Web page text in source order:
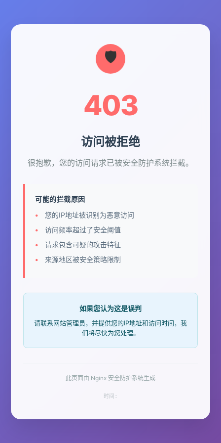
403
访问被拒绝
很抱歉，您的访问请求已被安全防护系统拦截。
可能的拦截原因
您的IP地址被识别为恶意访问
访问频率超过了安全阈值
请求包含可疑的攻击特征
来源地区被安全策略限制
如果您认为这是误判
请联系网站管理员，并提供您的IP地址和访问时间，我
们将尽快为您处理。
此页面由 Nginx 安全防护系统生成
时间: